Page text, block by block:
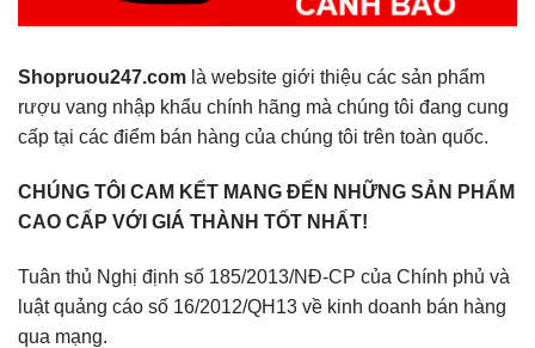
Shopruou247.com là website giới thiệu các sản phẩm
rượu vang nhập khẩu chính hãng mà chúng tôi đang cung
cấp tại các điểm bán hàng của chúng tôi trên toàn quốc.
CHÚNG TÔI CAM KẾT MANG ĐẾN NHỮNG SẢN PHẨM
CAO CẤP VỚI GIÁ THÀNH TỐT NHẤT!
Tuân thủ Nghị định số 185/2013/NĐ-CP của Chính phủ và
luật quảng cáo số 16/2012/QH13 về kinh doanh bán hàng
qua mạng.